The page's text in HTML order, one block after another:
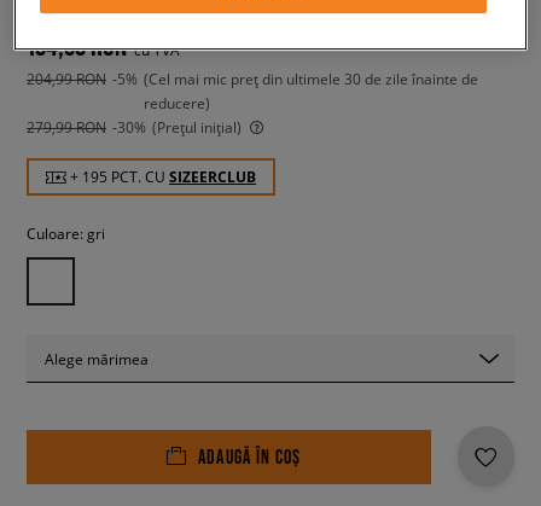
194,99 RON cu TVA
204,99 RON -5% (Cel mai mic preț din ultimele 30 de zile înainte de
reducere)
279,99 RON -30% (Prețul inițial)
+ 195 PCT. CU SIZEERCLUB
Culoare: gri
Alege mărimea
ADAUGĂ ÎN COȘ